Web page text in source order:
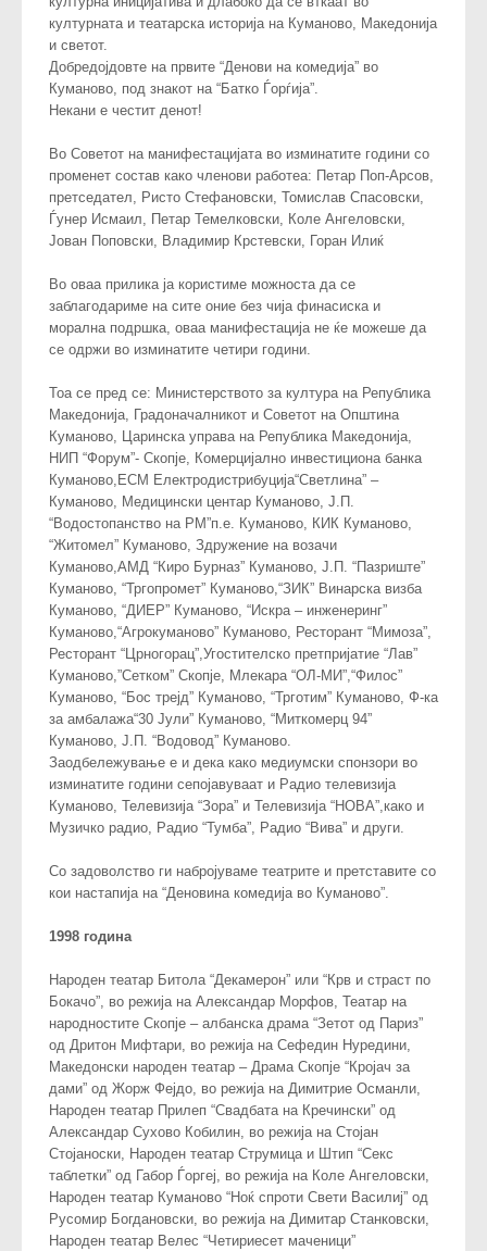
културната и театарска историја на Куманово, Македонија
и светот.
Добредојдовте на првите “Денови на комедија” во
Куманово, под знакот на “Батко Ѓорѓија”.
Некани е честит денот!
Во Советот на манифестацијата во изминатите години со
променет состав како членови работеа: Петар Поп-Арсов,
претседател, Ристо Стефановски, Томислав Спасовски,
Ѓунер Исмаил, Петар Темелковски, Коле Ангеловски,
Јован Поповски, Владимир Крстевски, Горан Илиќ
Во оваа прилика ја користиме можноста да се
заблагодариме на сите оние без чија финасиска и
морална подршка, оваа манифестација не ќе можеше да
се одржи во изминатите четири години.
Тоа се пред се: Министерството за култура на Република
Македонија, Градоначалникот и Советот на Општина
Куманово, Царинска управа на Република Македонија,
НИП “Форум”- Скопје, Комерцијално инвестициона банка
Куманово,ЕСМ Електродистрибуција“Светлина” –
Куманово, Медицински центар Куманово, Ј.П.
“Водостопанство на РМ”п.е. Куманово, КИК Куманово,
“Житомел” Куманово, Здружение на возачи
Куманово,АМД “Киро Бурназ” Куманово, Ј.П. “Пазриште”
Куманово, “Тргопромет” Куманово,“ЗИК” Винарска визба
Куманово, “ДИЕР” Куманово, “Искра – инженеринг”
Куманово,“Агрокуманово” Куманово, Ресторант “Мимоза”,
Ресторант “Црногорац”,Угостителско претпријатие “Лав”
Куманово,”Сетком” Скопје, Млекара “ОЛ-МИ”,“Филос”
Куманово, “Бос трејд” Куманово, “Трготим” Куманово, Ф-ка
за амбалажа“30 Јули” Куманово, “Миткомерц 94”
Куманово, Ј.П. “Водовод” Куманово.
Заодбележување е и дека како медиумски спонзори во
изминатите години сепојавуваат и Радио телевизија
Куманово, Телевизија “Зора” и Телевизија “НОВА”,како и
Музичко радио, Радио “Тумба”, Радио “Вива” и други.
Со задоволство ги набројуваме театрите и претставите со
кои настапија на “Деновина комедија во Куманово”.
1998 година
Народен театар Битола “Декамерон” или “Крв и страст по
Бокачо”, во режија на Александар Морфов, Театар на
народностите Скопје – албанска драма “Зетот од Париз”
од Дритон Мифтари, во режија на Сефедин Нуредини,
Македонски народен театар – Драма Скопје “Кројач за
дами” од Жорж Фејдо, во режија на Димитрие Османли,
Народен театар Прилеп “Свадбата на Кречински” од
Александар Сухово Кобилин, во режија на Стојан
Стојаноски, Народен театар Струмица и Штип “Секс
таблетки” од Габор Ѓоргеј, во режија на Коле Ангеловски,
Народен театар Куманово “Ноќ спроти Свети Василиј” од
Русомир Богдановски, во режија на Димитар Станковски,
Народен театар Велес “Четириесет маченици”